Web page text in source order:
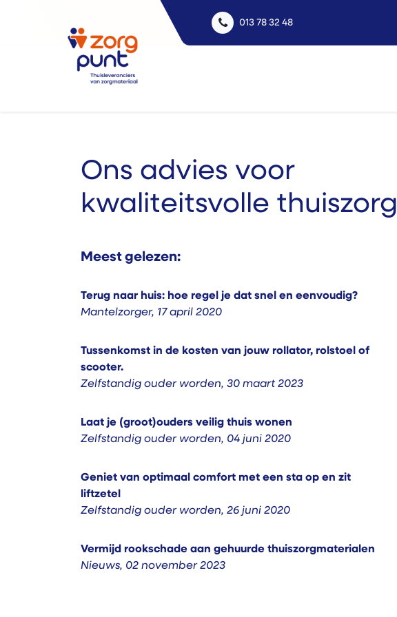
013 78 32 48
Ons advies voor
kwaliteitsvolle thuiszorg
Meest gelezen:
Terug naar huis: hoe regel je dat snel en eenvoudig?
Mantelzorger, 17 april 2020
Tussenkomst in de kosten van jouw rollator, rolstoel of
scooter.
Zelfstandig ouder worden, 30 maart 2023
Laat je (groot)ouders veilig thuis wonen
Zelfstandig ouder worden, 04 juni 2020
Geniet van optimaal comfort met een sta op en zit
liftzetel
Zelfstandig ouder worden, 26 juni 2020
Vermijd rookschade aan gehuurde thuiszorgmaterialen
Nieuws, 02 november 2023